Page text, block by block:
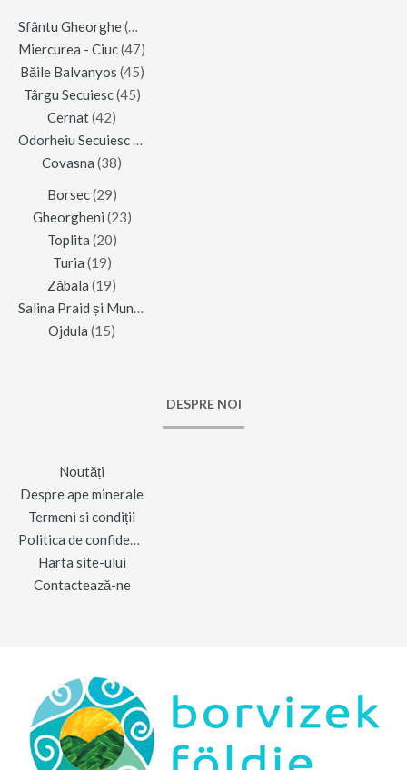
Sfântu Gheorghe(123)
Miercurea - Ciuc(47)
Băile Balvanyos (45)
Târgu Secuiesc(45)
Cernat(42)
Odorheiu Secuiesc
Covasna (38)
Borsec(29)
Gheorgheni (23)
Toplita (20)
Turia (19)
Zăbala (19)
Salina Praid și Muntele de Sare
Ojdula (15)
DESPRE NOI
Noutăți
Despre ape minerale
Termeni si condiții
Politica de confidențialitate
Harta site-ului
Contactează-ne